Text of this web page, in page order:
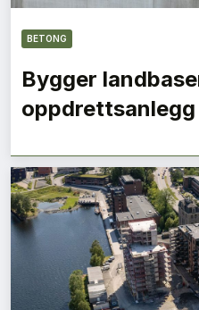
BETONG
Bygger